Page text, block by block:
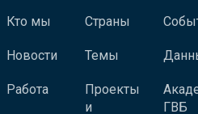
Кто мы
Новости
Работа
Страны
Темы
Проекты
и
ГВБ